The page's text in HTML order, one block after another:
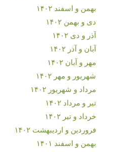
بهمن و اسفند ۱۴۰۲
دی و بهمن ۱۴۰۲
آذر و دی ۱۴۰۲
آبان و آذر ۱۴۰۲
مهر و آبان ۱۴۰۲
شهریور و مهر ۱۴۰۲
مرداد و شهریور ۱۴۰۲
تیر و مرداد ۱۴۰۲
خرداد و تیر ۱۴۰۲
فروردین و اردیبهشت ۱۴۰۲
بهمن و اسفند ۱۴۰۱